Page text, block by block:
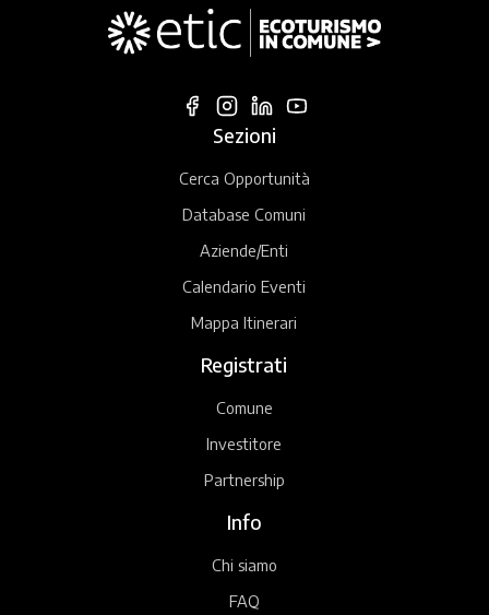
Sezioni
Cerca Opportunità
Database Comuni
Aziende/Enti
Calendario Eventi
Mappa Itinerari
Registrati
Comune
Investitore
Partnership
Info
Chi siamo
FAQ